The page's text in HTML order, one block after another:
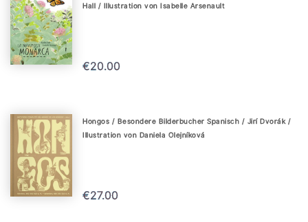
Hall / Illustration von Isabelle Arsenault
€20.00
Hongos / Besondere Bilderbucher Spanisch / Jirí Dvorák /
Illustration von Daniela Olejníková
€27.00